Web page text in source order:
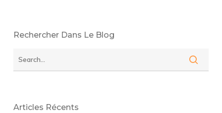
Rechercher Dans Le Blog
Articles Récents